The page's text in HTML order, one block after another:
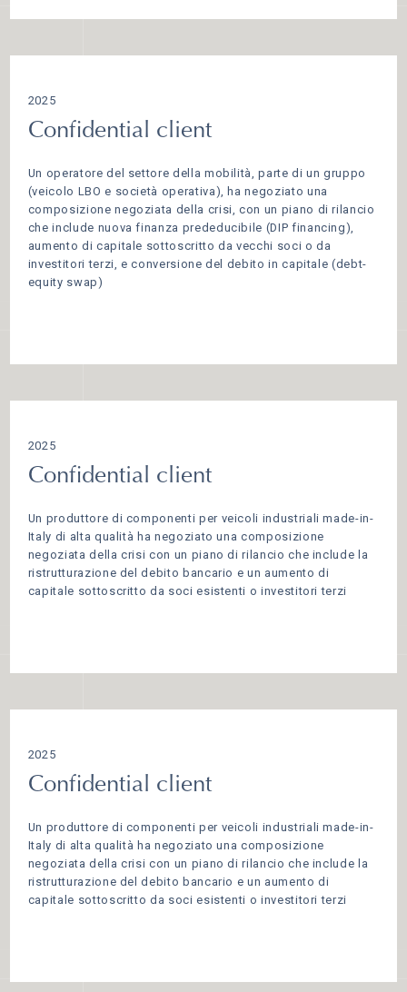
2025
Confidential client
Un operatore del settore della mobilità, parte di un gruppo
(veicolo LBO e società operativa), ha negoziato una
composizione negoziata della crisi, con un piano di rilancio
che include nuova finanza prededucibile (DIP financing),
aumento di capitale sottoscritto da vecchi soci o da
investitori terzi, e conversione del debito in capitale (debt-
equity swap)
2025
Confidential client
Un produttore di componenti per veicoli industriali made-in-
Italy di alta qualità ha negoziato una composizione
negoziata della crisi con un piano di rilancio che include la
ristrutturazione del debito bancario e un aumento di
capitale sottoscritto da soci esistenti o investitori terzi
2025
Confidential client
Un produttore di componenti per veicoli industriali made-in-
Italy di alta qualità ha negoziato una composizione
negoziata della crisi con un piano di rilancio che include la
ristrutturazione del debito bancario e un aumento di
capitale sottoscritto da soci esistenti o investitori terzi